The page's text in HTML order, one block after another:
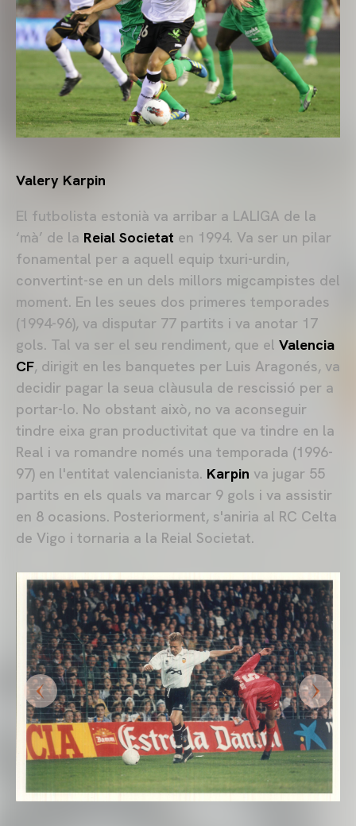
Valery Karpin
El futbolista estonià va arribar a LALIGA de la
‘mà’ de la Reial Societat en 1994. Va ser un pilar
fonamental per a aquell equip txuri-urdin,
convertint-se en un dels millors migcampistes del
moment. En les seues dos primeres temporades
(1994-96), va disputar 77 partits i va anotar 17
gols. Tal va ser el seu rendiment, que el Valencia
CF, dirigit en les banquetes per Luis Aragonés, va
decidir pagar la seua clàusula de rescissió per a
portar-lo. No obstant això, no va aconseguir
tindre eixa gran productivitat que va tindre en la
Real i va romandre només una temporada (1996-
97) en l'entitat valencianista. Karpin va jugar 55
partits en els quals va marcar 9 gols i va assistir
en 8 ocasions. Posteriorment, s'aniria al RC Celta
de Vigo i tornaria a la Reial Societat.